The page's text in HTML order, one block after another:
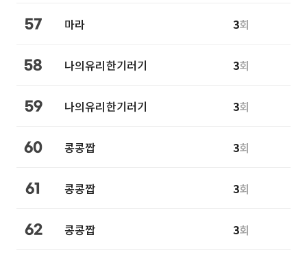
57 마라 3회
58 나의유리한기러기 3회
59 나의유리한기러기 3회
60 콩콩짭 3회
61 콩콩짭 3회
62 콩콩짭 3회